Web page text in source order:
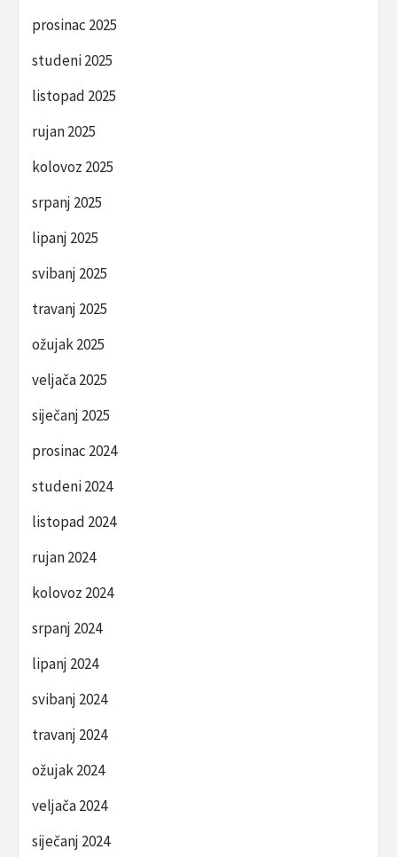
prosinac 2025
studeni 2025
listopad 2025
rujan 2025
kolovoz 2025
srpanj 2025
lipanj 2025
svibanj 2025
travanj 2025
ožujak 2025
veljača 2025
siječanj 2025
prosinac 2024
studeni 2024
listopad 2024
rujan 2024
kolovoz 2024
srpanj 2024
lipanj 2024
svibanj 2024
travanj 2024
ožujak 2024
veljača 2024
siječanj 2024